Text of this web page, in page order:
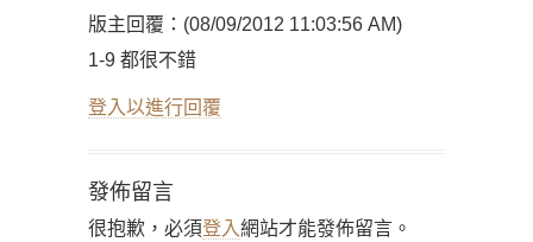
版主回覆：(08/09/2012 11:03:56 AM)
1-9 都很不錯
登入以進行回覆
發佈留言
很抱歉，必須登入網站才能發佈留言。